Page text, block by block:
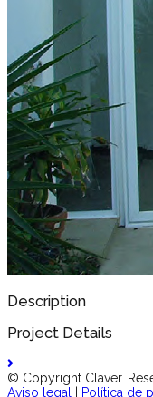
Description
Project Details
© Copyright Claver.
Aviso legal
Política de